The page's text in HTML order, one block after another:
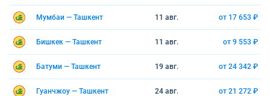
Мумбаи — Ташкент 11 авг. от 17 653 ₽
Бишкек — Ташкент 11 авг. от 9 553 ₽
Батуми — Ташкент 19 авг. от 24 342 ₽
Гуанчжоу — Ташкент 24 авг. от 21 272 ₽